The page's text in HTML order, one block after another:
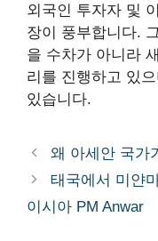
외국인 투자자 및
장이 풍부합니다.
을 수차가 아니라
리를 진행하고 있
있습니다.
왜 아세안 국가
태국에서 미얀
이시아 PM Anwar